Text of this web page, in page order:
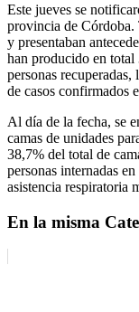
Este jueves se
provincia de Córdoba.
y presentaban
han producido en total
personas
de casos confirmados
Al día de la fecha, se
camas de unidades
38,7% del total de
personas internadas
asistencia respiratoria
En la misma